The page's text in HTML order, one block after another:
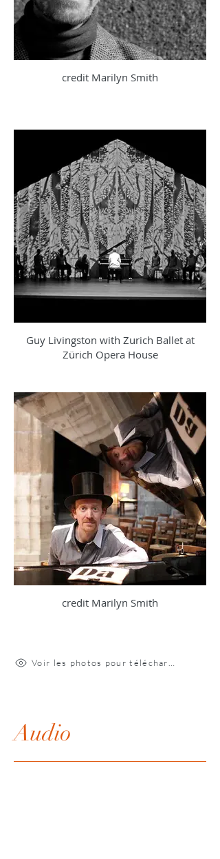
credit Marilyn Smith
Guy Livingston with Zurich Ballet at
Zürich Opera House
credit Marilyn Smith
Audio